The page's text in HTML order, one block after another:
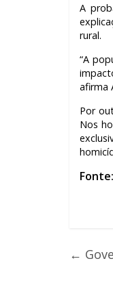
A
rural.
“A
afirma
Por
Nos
←